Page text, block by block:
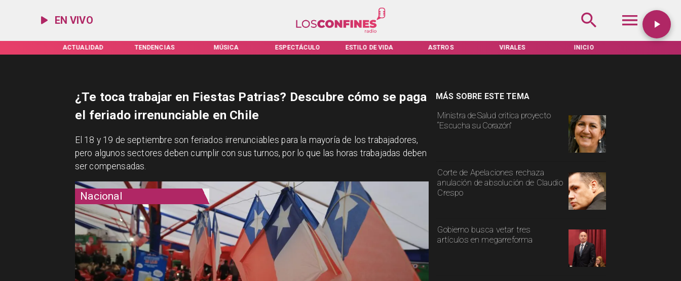
EN VIVO
ACTUALIDAD TENDENCIAS MÚSICA ESPECTÁCULO ESTILO DE VIDA ASTROS VIRALES INICIO
Nacional
Ministra de Salud critica proyecto
“Escucha su Corazón”
Corte de Apelaciones rechaza
anulación de absolución de Claudio
Crespo
Gobierno busca vetar tres
artículos en megarreforma
MÁS SOBRE ESTE TEMA
¿Te toca trabajar en Fiestas Patrias? Descubre cómo se paga
el feriado irrenunciable en Chile
El 18 y 19 de septiembre son feriados irrenunciables para la mayoría de los trabajadores,
pero algunos sectores deben cumplir con sus turnos, por lo que las horas trabajadas deben
ser compensadas.